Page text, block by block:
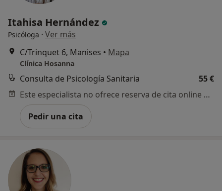
Itahisa Hernández
Psicóloga · Ver más
C/Trinquet 6, Manises • Mapa
Clínica Hosanna
Consulta de Psicología Sanitaria
55 €
Este especialista no ofrece reserva de cita online en esta dirección.
Pedir una cita